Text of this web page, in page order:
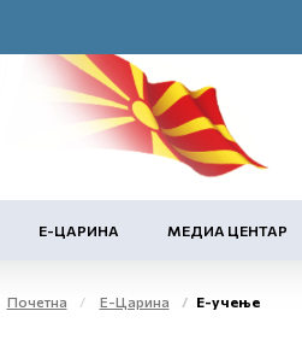
Е-ЦАРИНА МЕДИА ЦЕНТАР
Почетна Е-Царина Е-учење